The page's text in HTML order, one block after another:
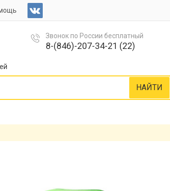
Звонок по России бесплатный
8-(846)-207-34-21 (22)
НАЙТИ